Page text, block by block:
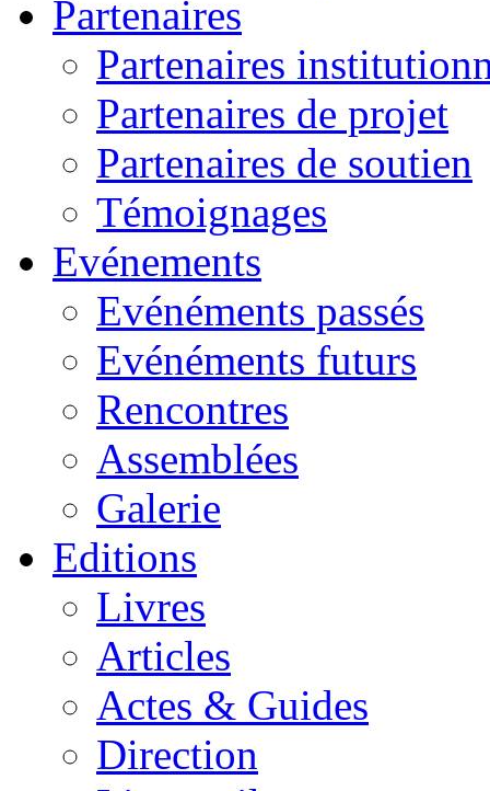
Partenaires
Partenaires
Partenaires de projet
Partenaires de soutien
Témoignages
Evénements
Evénéments passés
Evénéments futurs
Rencontres
Assemblées
Galerie
Editions
Livres
Articles
Actes & Guides
Direction